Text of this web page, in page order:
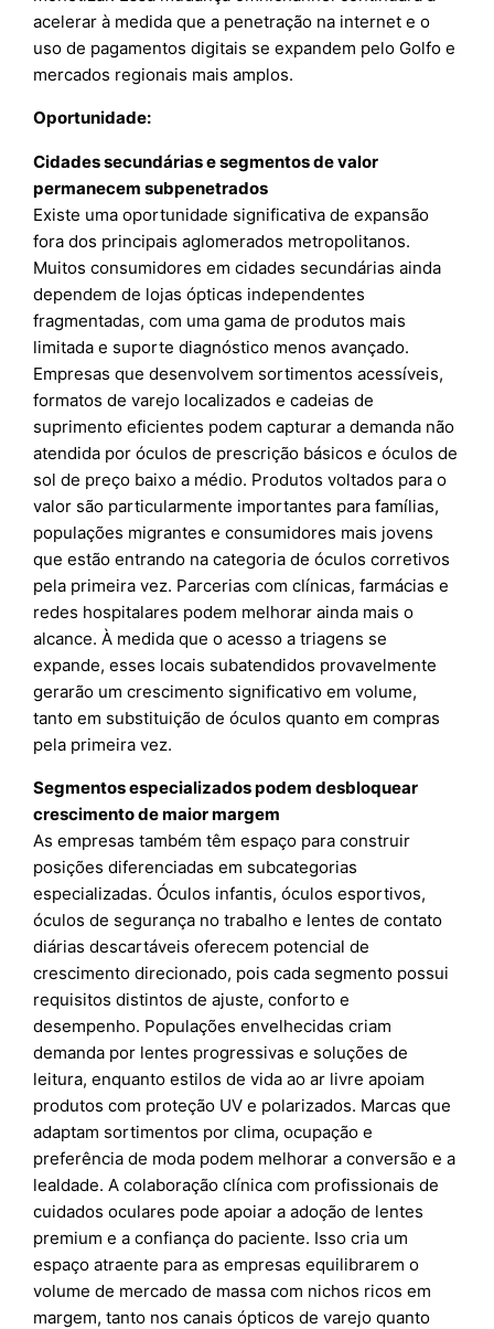
acelerar à medida que a penetração na internet e o
uso de pagamentos digitais se expandem pelo Golfo e
mercados regionais mais amplos.
Oportunidade:
Cidades secundárias e segmentos de valor
permanecem subpenetrados
Existe uma oportunidade significativa de expansão
fora dos principais aglomerados metropolitanos.
Muitos consumidores em cidades secundárias ainda
dependem de lojas ópticas independentes
fragmentadas, com uma gama de produtos mais
limitada e suporte diagnóstico menos avançado.
Empresas que desenvolvem sortimentos acessíveis,
formatos de varejo localizados e cadeias de
suprimento eficientes podem capturar a demanda não
atendida por óculos de prescrição básicos e óculos de
sol de preço baixo a médio. Produtos voltados para o
valor são particularmente importantes para famílias,
populações migrantes e consumidores mais jovens
que estão entrando na categoria de óculos corretivos
pela primeira vez. Parcerias com clínicas, farmácias e
redes hospitalares podem melhorar ainda mais o
alcance. À medida que o acesso a triagens se
expande, esses locais subatendidos provavelmente
gerarão um crescimento significativo em volume,
tanto em substituição de óculos quanto em compras
pela primeira vez.
Segmentos especializados podem desbloquear
crescimento de maior margem
As empresas também têm espaço para construir
posições diferenciadas em subcategorias
especializadas. Óculos infantis, óculos esportivos,
óculos de segurança no trabalho e lentes de contato
diárias descartáveis oferecem potencial de
crescimento direcionado, pois cada segmento possui
requisitos distintos de ajuste, conforto e
desempenho. Populações envelhecidas criam
demanda por lentes progressivas e soluções de
leitura, enquanto estilos de vida ao ar livre apoiam
produtos com proteção UV e polarizados. Marcas que
adaptam sortimentos por clima, ocupação e
preferência de moda podem melhorar a conversão e a
lealdade. A colaboração clínica com profissionais de
cuidados oculares pode apoiar a adoção de lentes
premium e a confiança do paciente. Isso cria um
espaço atraente para as empresas equilibrarem o
volume de mercado de massa com nichos ricos em
margem, tanto nos canais ópticos de varejo quanto